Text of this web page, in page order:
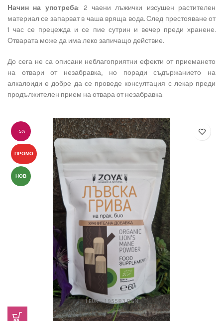
Начин на употреба: 2 чаени лъжички изсушен растителен
материал се запарват в чаша вряща вода. След престояване от
1 час се прецежда и се пие сутрин и вечер преди хранене.
Отварата може да има леко запичащо действие.
До сега не са описани неблагоприятни ефекти от приемането
на отвари от незабравка, но поради съдържанието на
алкалоиди е добре да се проведе консултация с лекар преди
продължителен прием на отвара от незабравка.
-5%
ПРОМО
НОВ
1 EUR = 1.95583 BGN